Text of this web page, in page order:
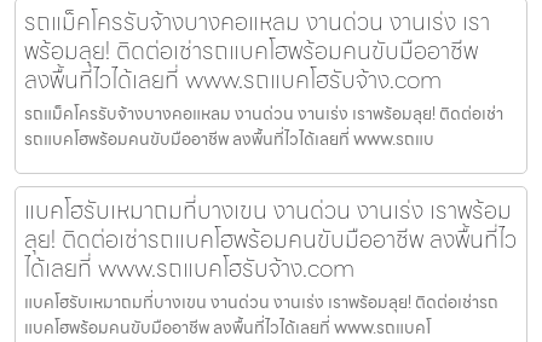
รถแม็คโครรับจ้างบางคอแหลม งานด่วน งานเร่ง เรา
พร้อมลุย! ติดต่อเช่ารถแบคโฮพร้อมคนขับมืออาชีพ
ลงพื้นที่ไวได้เลยที่ www.รถแบคโฮรับจ้าง.com
รถแม็คโครรับจ้างบางคอแหลม งานด่วน งานเร่ง เราพร้อมลุย! ติดต่อเช่า
รถแบคโฮพร้อมคนขับมืออาชีพ ลงพื้นที่ไวได้เลยที่ www.รถแบ
แบคโฮรับเหมาถมที่บางเขน งานด่วน งานเร่ง เราพร้อม
ลุย! ติดต่อเช่ารถแบคโฮพร้อมคนขับมืออาชีพ ลงพื้นที่ไว
ได้เลยที่ www.รถแบคโฮรับจ้าง.com
แบคโฮรับเหมาถมที่บางเขน งานด่วน งานเร่ง เราพร้อมลุย! ติดต่อเช่ารถ
แบคโฮพร้อมคนขับมืออาชีพ ลงพื้นที่ไวได้เลยที่ www.รถแบคโ